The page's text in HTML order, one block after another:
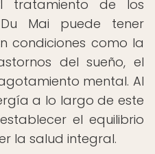
tratamiento de los
Mai puede tener
condiciones como la
del sueño, el
mental. Al
a lo largo de este
el equilibrio
la salud integral.